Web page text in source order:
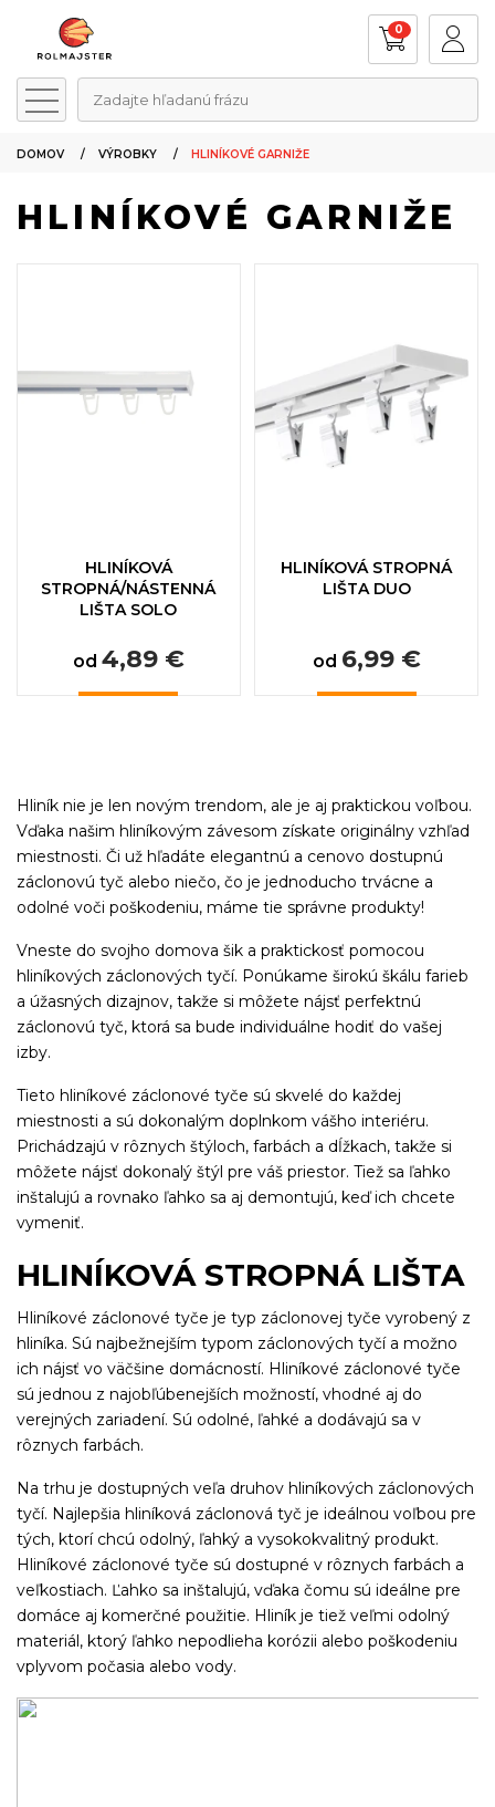
Zadajte hľadanú frázu
0
DOMOV VÝROBKY HLINÍKOVÉ GARNIŽE
HLINÍKOVÉ GARNIŽE
HLINÍKOVÁ
STROPNÁ/NÁSTENNÁ
LIŠTA SOLO
od 4,89 €
HLINÍKOVÁ STROPNÁ
LIŠTA DUO
od 6,99 €
Hliník nie je len novým trendom, ale je aj praktickou voľbou.
Vďaka našim hliníkovým závesom získate originálny vzhľad
miestnosti. Či už hľadáte elegantnú a cenovo dostupnú
záclonovú tyč alebo niečo, čo je jednoducho trvácne a
odolné voči poškodeniu, máme tie správne produkty!
Vneste do svojho domova šik a praktickosť pomocou
hliníkových záclonových tyčí. Ponúkame širokú škálu farieb
a úžasných dizajnov, takže si môžete nájsť perfektnú
záclonovú tyč, ktorá sa bude individuálne hodiť do vašej
izby.
Tieto hliníkové záclonové tyče sú skvelé do každej
miestnosti a sú dokonalým doplnkom vášho interiéru.
Prichádzajú v rôznych štýloch, farbách a dĺžkach, takže si
môžete nájsť dokonalý štýl pre váš priestor. Tiež sa ľahko
inštalujú a rovnako ľahko sa aj demontujú, keď ich chcete
vymeniť.
HLINÍKOVÁ STROPNÁ LIŠTA
Hliníkové záclonové tyče je typ záclonovej tyče vyrobený z
hliníka. Sú najbežnejším typom záclonových tyčí a možno
ich nájsť vo väčšine domácností. Hliníkové záclonové tyče
sú jednou z najobľúbenejších možností, vhodné aj do
verejných zariadení. Sú odolné, ľahké a dodávajú sa v
rôznych farbách.
Na trhu je dostupných veľa druhov hliníkových záclonových
tyčí. Najlepšia hliníková záclonová tyč je ideálnou voľbou pre
tých, ktorí chcú odolný, ľahký a vysokokvalitný produkt.
Hliníkové záclonové tyče sú dostupné v rôznych farbách a
veľkostiach. Ľahko sa inštalujú, vďaka čomu sú ideálne pre
domáce aj komerčné použitie. Hliník je tiež veľmi odolný
materiál, ktorý ľahko nepodlieha korózii alebo poškodeniu
vplyvom počasia alebo vody.